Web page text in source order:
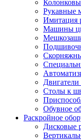
Рукавные
Имитация
Машины
Столы к
Обувное
Раскройное
Дисковые